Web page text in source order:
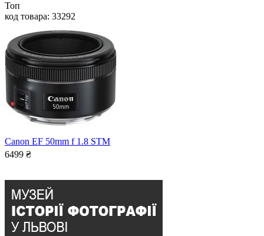
Топ
код товара: 33292
Canon EF 50mm f 1.8 STM
6499 ₴